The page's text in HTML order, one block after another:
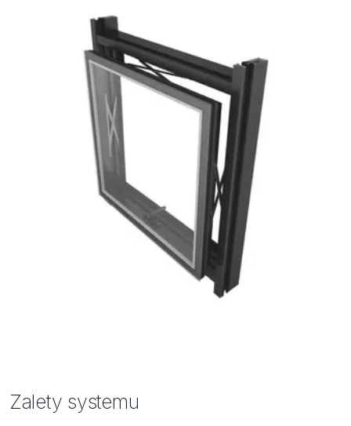
Zalety systemu